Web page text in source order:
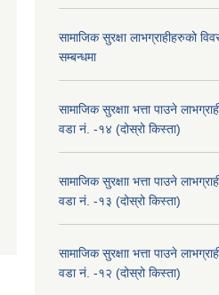
सामाजिक सुरक्षा लाभग्राहीहरुको
सम्बन्धमा
सामाजिक सुरक्षाा भत्ता पाउने
वडा नं. -१४ (दोस्रो किस्ता)
सामाजिक सुरक्षाा भत्ता पाउने
वडा नं. -१३ (दोस्रो किस्ता)
सामाजिक सुरक्षाा भत्ता पाउने
वडा नं. -१२ (दोस्रो किस्ता)